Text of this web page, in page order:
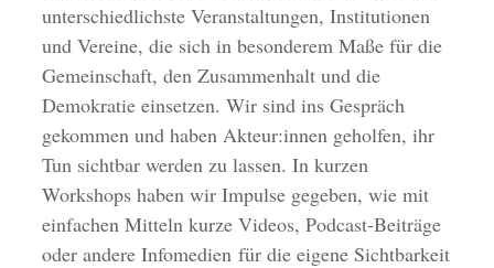
unterschiedlichste Veranstaltungen, Institutionen
und Vereine, die sich in besonderem Maße für die
Gemeinschaft, den Zusammenhalt und die
Demokratie einsetzen. Wir sind ins Gespräch
gekommen und haben Akteur:innen geholfen, ihr
Tun sichtbar werden zu lassen. In kurzen
Workshops haben wir Impulse gegeben, wie mit
einfachen Mitteln kurze Videos, Podcast-Beiträge
oder andere Infomedien für die eigene Sichtbarkeit